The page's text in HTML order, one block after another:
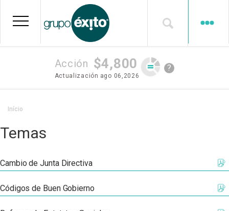
para
principal
Acción $4,800
Actualización ago 06,2026
?
Trilha
de
navegação
Início
Temas
Cambio de Junta Directiva
Códigos de Buen Gobierno